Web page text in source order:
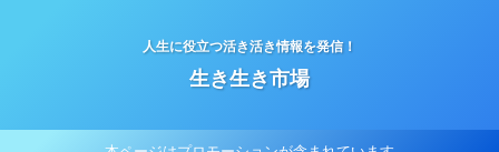
人生に役立つ活き活き情報を発信！
生き生き市場